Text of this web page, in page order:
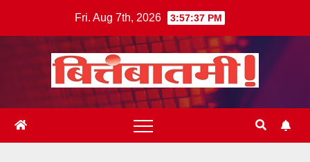
Fri. Aug 7th, 2026 3:57:37 PM